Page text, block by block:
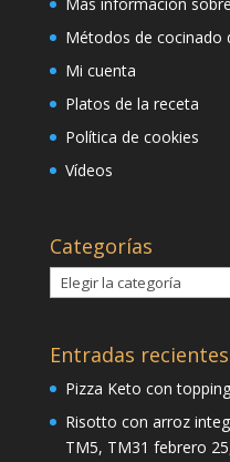
Métodos de cocinado
Mi cuenta
Platos de la receta
Política de cookies
Vídeos
Categorías
Categorías
Entradas recientes
Pizza Keto con
Risotto con arroz
TM5, TM31 febrero